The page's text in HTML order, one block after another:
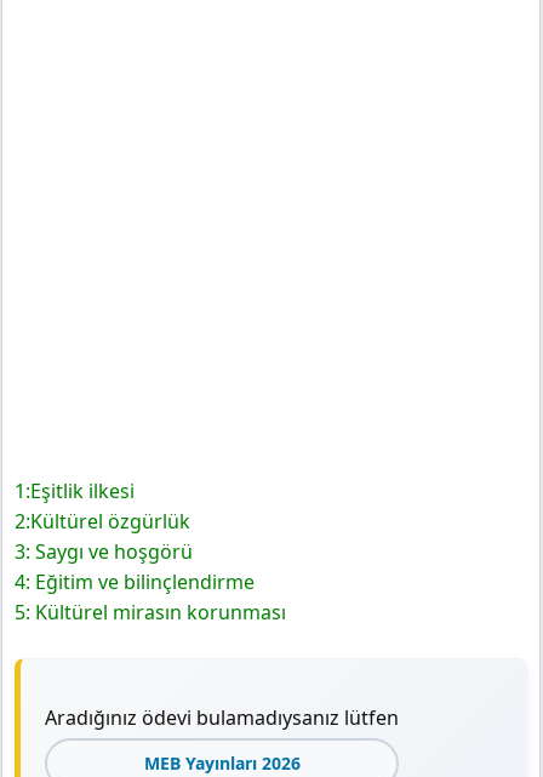
1:Eşitlik ilkesi
2:Kültürel özgürlük
3: Saygı ve hoşgörü
4: Eğitim ve bilinçlendirme
5: Kültürel mirasın korunması
Aradığınız ödevi bulamadıysanız lütfen
MEB Yayınları 2026